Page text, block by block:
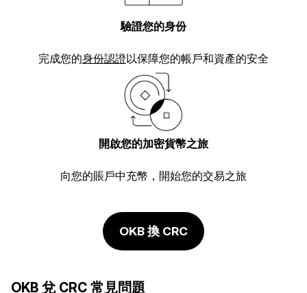
驗證您的身份
完成您的身份認證以保障您的帳戶和資產的安全
開啟您的加密貨幣之旅
向您的賬戶中充幣，開始您的交易之旅
OKB 換 CRC
OKB 兌 CRC 常見問題